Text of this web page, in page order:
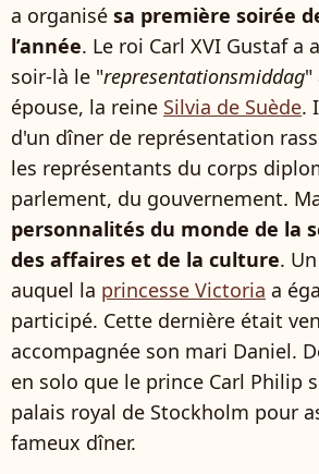
a organisé sa première soirée
l’année. Le roi Carl XVI Gustaf a
soir-là le "representationsmiddag"
épouse, la reine Silvia de Suède.
d'un dîner de représentation
les représentants du corps
parlement, du gouvernement.
personnalités du monde de la
des affaires et de la culture.
auquel la princesse Victoria a
participé. Cette dernière était
accompagnée son mari Daniel.
en solo que le prince Carl Philip
palais royal de Stockholm pour
fameux dîner.